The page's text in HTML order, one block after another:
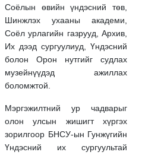
Соёлын өвийн үндэсний төв,
Шинжлэх ухааны академи,
Соёл урлагийн газрууд, Архив,
Их дээд сургуулиуд, Үндэсний
болон Орон нутгийг судлах
музейнүүдэд ажиллах
боломжтой.
Мэргэжилтний ур чадварыг
олон улсын жишигт хүргэх
зорилгоор БНСУ-ын Гунжүгийн
Үндэсний их сургуультай